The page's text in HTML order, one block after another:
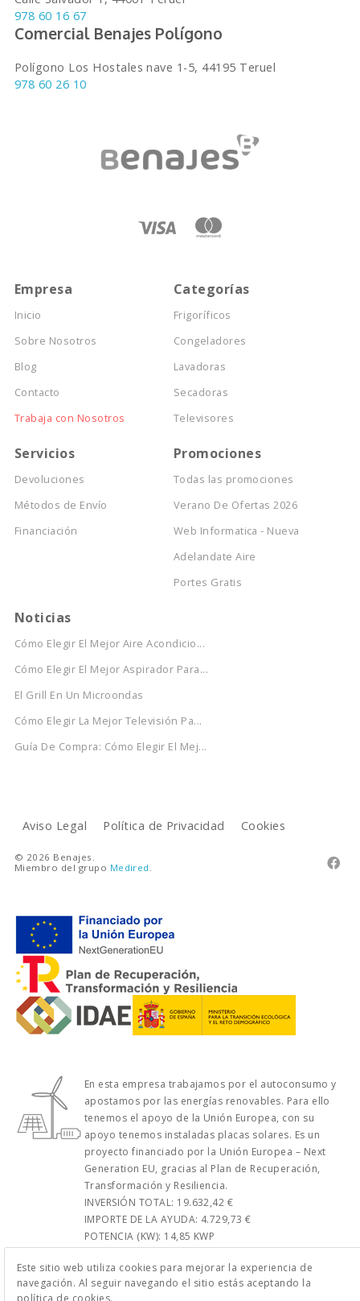
978 60 16 67
Comercial Benajes Polígono
Polígono Los Hostales nave 1-5, 44195 Teruel
978 60 26 10
Empresa
Inicio
Sobre Nosotros
Blog
Contacto
Trabaja con Nosotros
Categorías
Frigoríficos
Congeladores
Lavadoras
Secadoras
Televisores
Servicios
Devoluciones
Métodos de Envío
Financiación
Promociones
Todas las promociones
Verano De Ofertas 2026
Web Informatica - Nueva
Adelandate Aire
Portes Gratis
Noticias
Cómo Elegir El Mejor Aire Acondicio...
Cómo Elegir El Mejor Aspirador Para...
El Grill En Un Microondas
Cómo Elegir La Mejor Televisión Pa...
Guía De Compra: Cómo Elegir El Mej...
Aviso Legal Política de Privacidad Cookies

© 2026 Benajes.
Miembro del grupo Medired
En esta empresa trabajamos por el autoconsumo y
apostamos por las energías renovables. Para ello
tenemos el apoyo de la Unión Europea, con su
apoyo tenemos instaladas placas solares. Es un
proyecto financiado por la Unión Europea – Next
Generation EU, gracias al Plan de Recuperación,
Transformación y Resiliencia.
INVERSIÓN TOTAL: 19.632,42 €
IMPORTE DE LA AYUDA: 4.729,73 €
POTENCIA (KW): 14,85 KWP
Este sitio web utiliza cookies para mejorar la experiencia de
navegación. Al seguir navegando el sitio estás aceptando la
política de cookies.